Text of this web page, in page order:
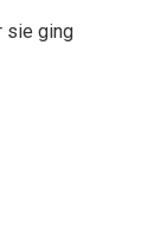
sie ging